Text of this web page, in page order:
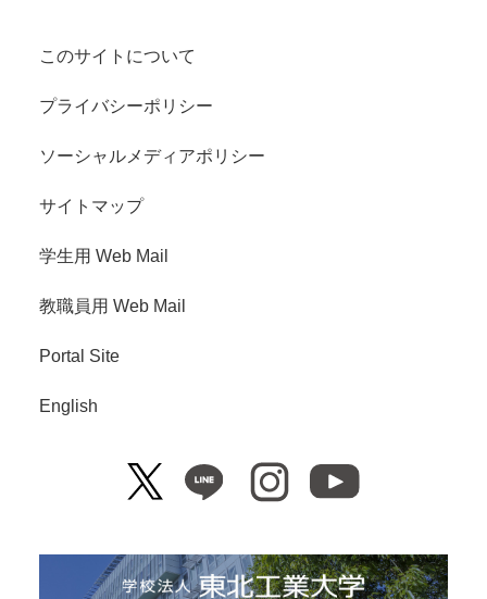
このサイトについて
プライバシーポリシー
ソーシャルメディアポリシー
サイトマップ
学生用 Web Mail
教職員用 Web Mail
Portal Site
English